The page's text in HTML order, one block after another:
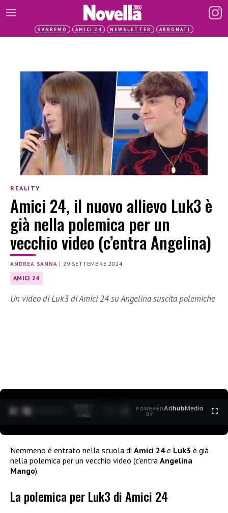
SANREMO AMICI 24 NEWSLETTER ABBONATI
REALITY
Amici 24, il nuovo allievo Luk3 è
già nella polemica per un
vecchio video (c’entra Angelina)
ANDREA SANNA |29 SETTEMBRE 2024
AMICI 24
Un video di Luk3 di Amici 24 su Angelina suscita polemiche
0:30 /
1:40
POWERED
BY
AdhubMedia
Nemmeno è entrato nella scuola di Amici 24e Luk3 è già
nella polemica per un vecchio video (c’entra Angelina
Mango).
La polemica per Luk3 di Amici 24